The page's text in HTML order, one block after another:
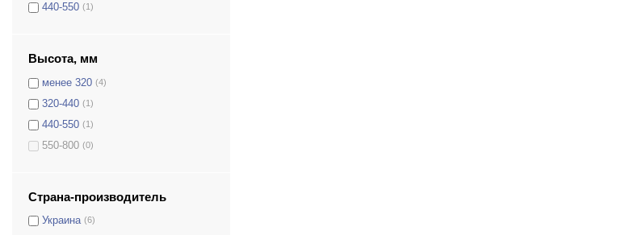
440-550 (1)
Высота, мм
менее 320 (4)
320-440 (1)
440-550 (1)
550-800 (0)
Страна-производитель
Украина (6)